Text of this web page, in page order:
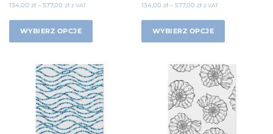
134,00 zł – 577,00 zł z VAT
WYBIERZ OPCJE
134,00zł –577,00zł z VAT
WYBIERZ OPCJE